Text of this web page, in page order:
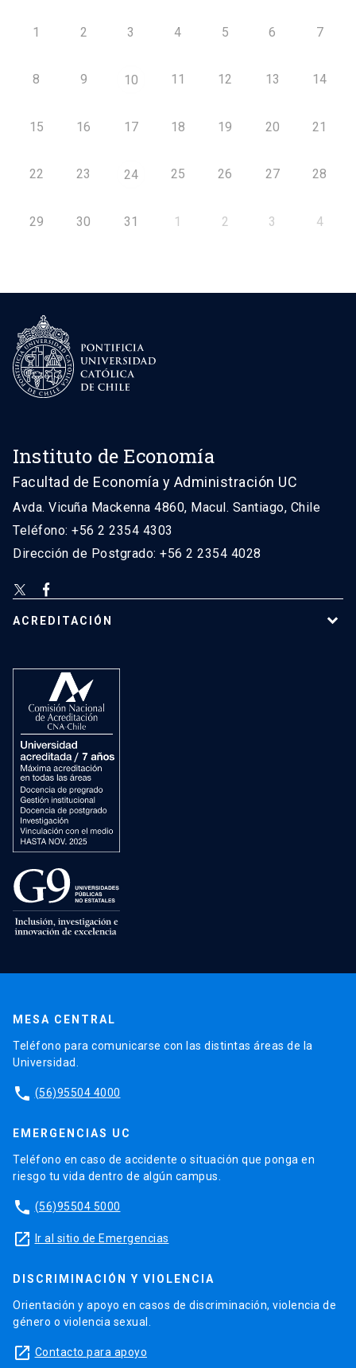
1 2 3 4 5 6 7
8 9 10 11 12 13 14
15 16 17 18 19 20 21
22 23 24 25 26 27 28
29 30 31 1 2 3 4
Instituto de Economía
Facultad de Economía y Administración UC
Avda. Vicuña Mackenna 4860, Macul. Santiago, Chile
Teléfono: +56 2 2354 4303
Dirección de Postgrado: +56 2 2354 4028
ACREDITACIÓN
MESA CENTRAL
Teléfono para comunicarse con las distintas áreas de la
Universidad.
phone (56)95504 4000
EMERGENCIAS UC
Teléfono en caso de accidente o situación que ponga en
riesgo tu vida dentro de algún campus.
phone (56)95504 5000
launch Ir al sitio de Emergencias
DISCRIMINACIÓN Y VIOLENCIA
Orientación y apoyo en casos de discriminación, violencia de
género o violencia sexual.
launch Contacto para apoyo